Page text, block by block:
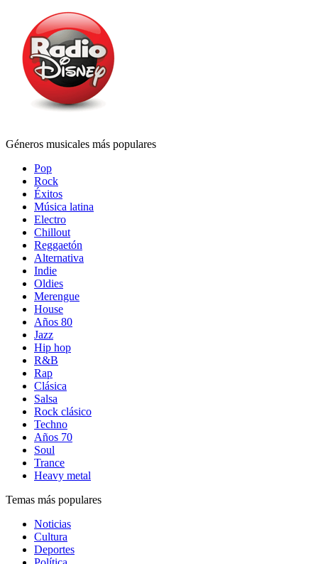
Géneros musicales más populares
Pop
Rock
Éxitos
Música latina
Electro
Chillout
Reggaetón
Alternativa
Indie
Oldies
Merengue
House
Años 80
Jazz
Hip hop
R&B
Rap
Clásica
Salsa
Rock clásico
Techno
Años 70
Soul
Trance
Heavy metal
Temas más populares
Noticias
Cultura
Deportes